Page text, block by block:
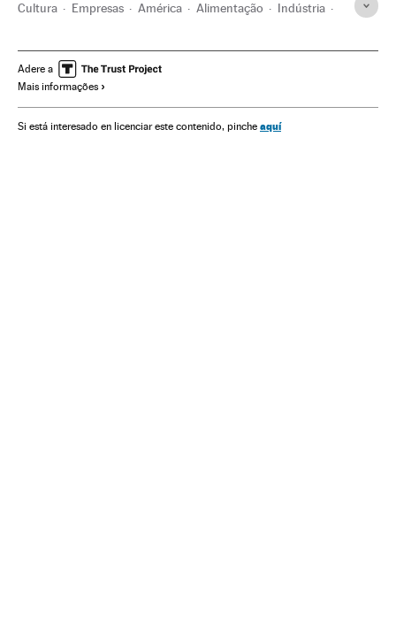
Cultura Empresas América Alimentação Indústria
São Paulo Brasil Gastronomia
América Latina
Adere a
Mais informações
Si está interesado en licenciar este contenido, pinche aquí